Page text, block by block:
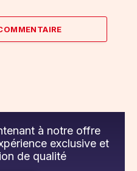
à notre offre
exclusive et
de qualité